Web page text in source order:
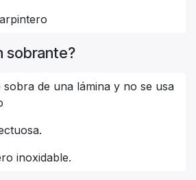
sobrante?
sobra de una lámina y no se usa
inoxidable.